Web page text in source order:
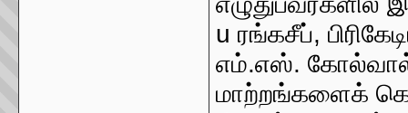
u ரங்கசீப்,
எம்.எஸ்.
மாற்றங்களைக்